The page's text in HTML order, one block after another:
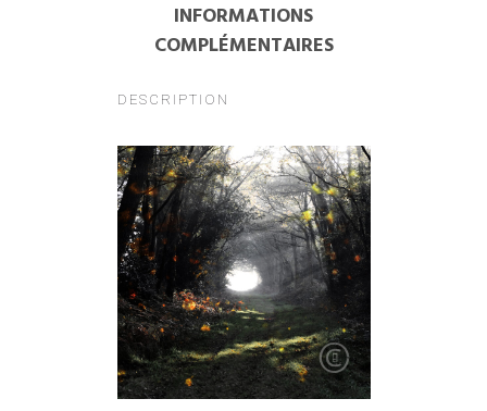
INFORMATIONS
COMPLÉMENTAIRES
DESCRIPTION